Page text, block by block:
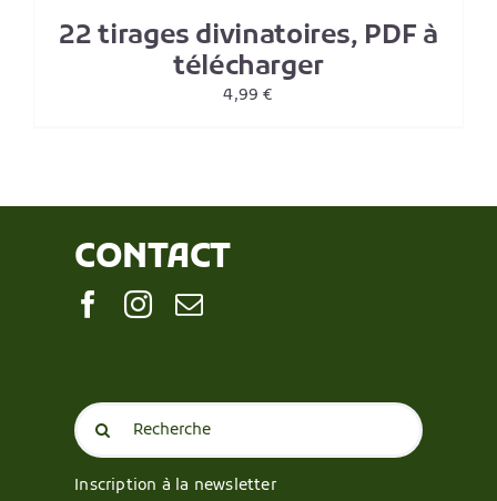
22 tirages divinatoires, PDF à
télécharger
4,99€
CONTACT
Search
for:
Inscription à la newsletter